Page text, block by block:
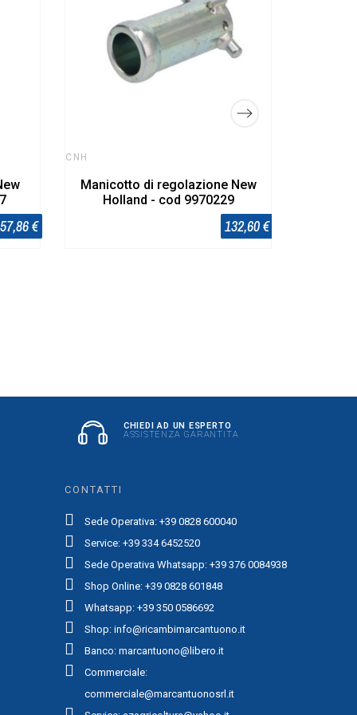
57,86 €
CNH
Manicotto di regolazione New
Holland - cod 9970229
132,60 €
CHIEDI AD UN ESPERTO
ASSISTENZA GARANTITA
CONTATTI
Sede Operativa: +39 0828 600040
Service: +39 334 6452520
Sede Operativa Whatsapp: +39 376 0084938
Shop Online: +39 0828 601848
Whatsapp: +39 350 0586692
Shop: info@ricambimarcantuono.it
Banco: marcantuono@libero.it
Commerciale:
commerciale@marcantuonosrl.it